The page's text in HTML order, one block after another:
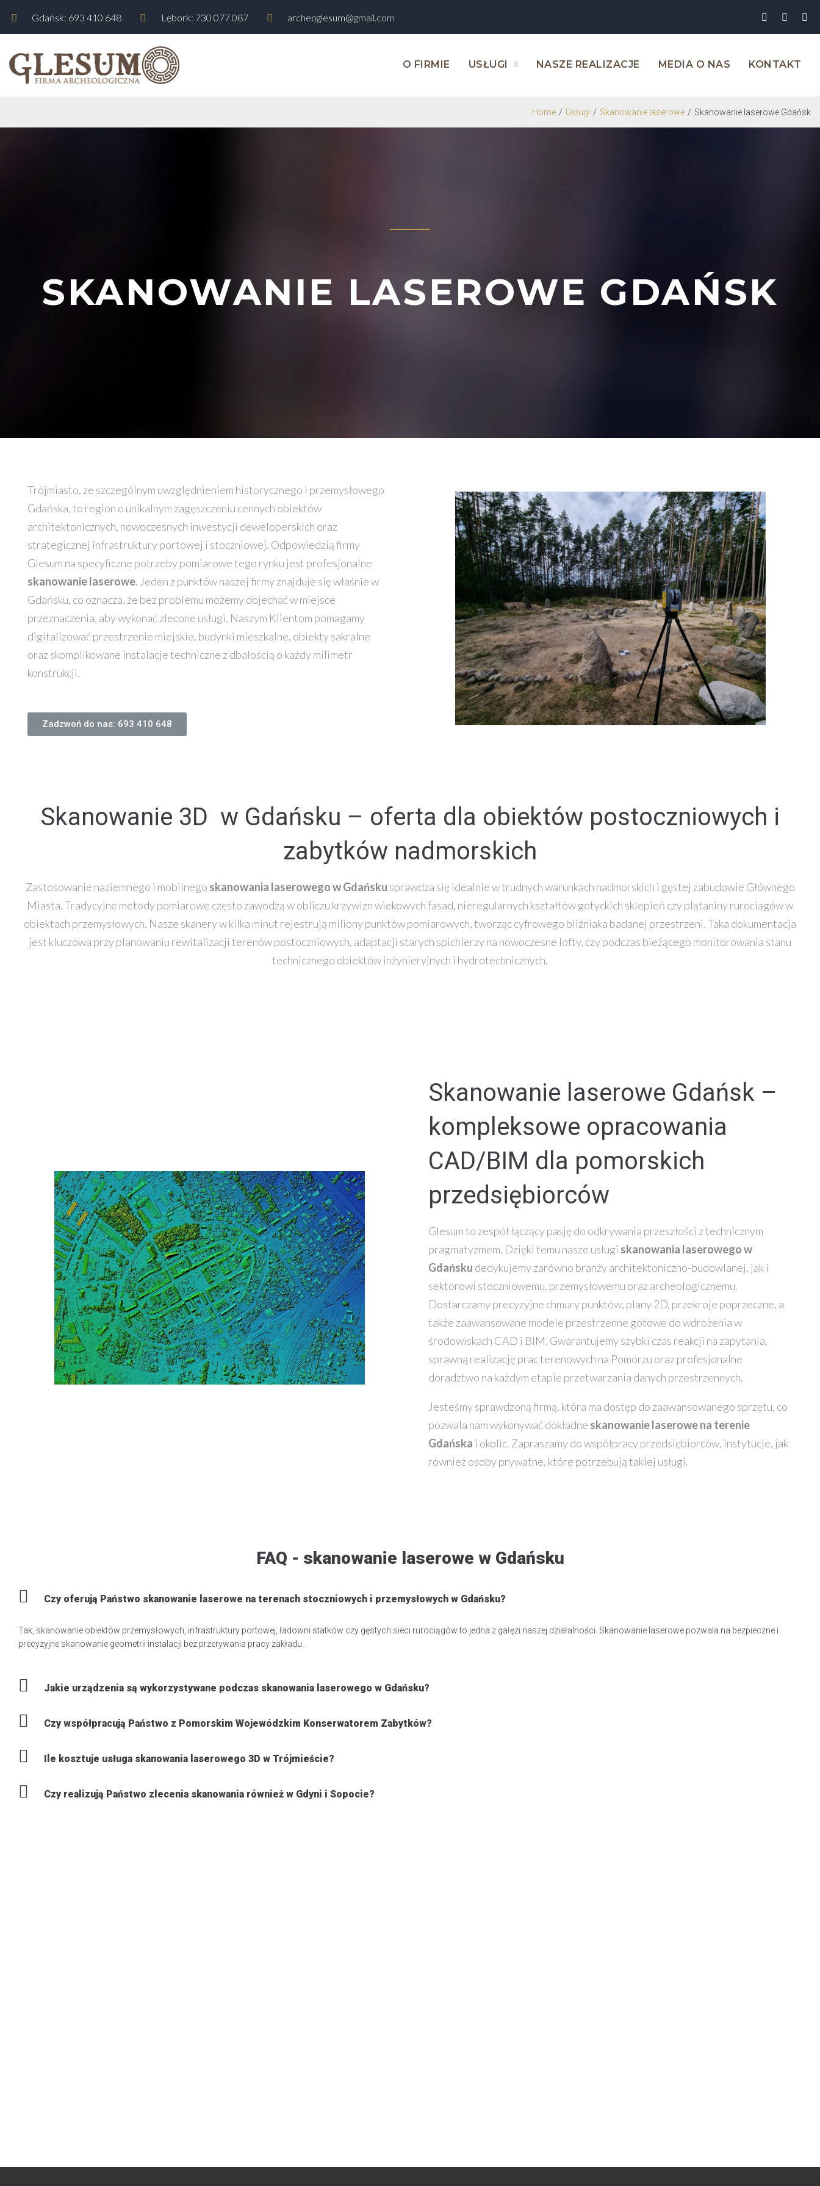
Gdańsk: 693 410 648 Lębork: 730 077 087 archeoglesum@gmail.com
O FIRMIE USŁUGI NASZE REALIZACJE MEDIA O NAS KONTAKT
Home / Usługi / Skanowanie laserowe / Skanowanie laserowe Gdańsk
SKANOWANIE LASEROWE GDAŃSK
Trójmiasto, ze szczególnym uwzględnieniem historycznego i przemysłowego
Gdańska, to region o unikalnym zagęszczeniu cennych obiektów
architektonicznych, nowoczesnych inwestycji deweloperskich oraz
strategicznej infrastruktury portowej i stoczniowej. Odpowiedzią firmy
Glesum na specyficzne potrzeby pomiarowe tego rynku jest profesjonalne
skanowanie laserowe. Jeden z punktów naszej firmy znajduje się właśnie w
Gdańsku, co oznacza, że bez problemu możemy dojechać w miejsce
przeznaczenia, aby wykonać zlecone usługi. Naszym Klientom pomagamy
digitalizować przestrzenie miejskie, budynki mieszkalne, obiekty sakralne
oraz skomplikowane instalacje techniczne z dbałością o każdy milimetr
konstrukcji.
Zadzwoń do nas: 693 410 648
Skanowanie 3D w Gdańsku – oferta dla obiektów postoczniowych i
zabytków nadmorskich
Zastosowanie naziemnego i mobilnego skanowania laserowego w Gdańsku sprawdza się idealnie w trudnych warunkach nadmorskich i gęstej zabudowie Głównego
Miasta. Tradycyjne metody pomiarowe często zawodzą w obliczu krzywizn wiekowych fasad, nieregularnych kształtów gotyckich sklepień czy plątaniny rurociągów w
obiektach przemysłowych. Nasze skanery w kilka minut rejestrują miliony punktów pomiarowych, tworząc cyfrowego bliźniaka badanej przestrzeni. Taka dokumentacja
jest kluczowa przy planowaniu rewitalizacji terenów postoczniowych, adaptacji starych spichlerzy na nowoczesne lofty, czy podczas bieżącego monitorowania stanu
technicznego obiektów inżynieryjnych i hydrotechnicznych.
Skanowanie laserowe Gdańsk –
kompleksowe opracowania
CAD/BIM dla pomorskich
przedsiębiorców
Glesum to zespół łączący pasję do odkrywania przeszłości z technicznym
pragmatyzmem. Dzięki temu nasze usługi skanowania laserowego w
Gdańsku dedykujemy zarówno branży architektoniczno-budowlanej, jak i
sektorowi stoczniowemu, przemysłowemu oraz archeologicznemu.
Dostarczamy precyzyjne chmury punktów, plany 2D, przekroje poprzeczne, a
także zaawansowane modele przestrzenne gotowe do wdrożenia w
środowiskach CAD i BIM. Gwarantujemy szybki czas reakcji na zapytania,
sprawną realizację prac terenowych na Pomorzu oraz profesjonalne
doradztwo na każdym etapie przetwarzania danych przestrzennych.
Jesteśmy sprawdzoną firmą, która ma dostęp do zaawansowanego sprzętu, co
pozwala nam wykonywać dokładne skanowanie laserowe na terenie
Gdańska i okolic. Zapraszamy do współpracy przedsiębiorców, instytucje, jak
również osoby prywatne, które potrzebują takiej usługi.
FAQ - skanowanie laserowe w Gdańsku
Czy oferują Państwo skanowanie laserowe na terenach stoczniowych i przemysłowych w Gdańsku?
Tak, skanowanie obiektów przemysłowych, infrastruktury portowej, ładowni statków czy gęstych sieci rurociągów to jedna z gałęzi naszej działalności. Skanowanie laserowe pozwala na bezpieczne i
precyzyjne skanowanie geometrii instalacji bez przerywania pracy zakładu.
Jakie urządzenia są wykorzystywane podczas skanowania laserowego w Gdańsku?
Czy współpracują Państwo z Pomorskim Wojewódzkim Konserwatorem Zabytków?
Ile kosztuje usługa skanowania laserowego 3D w Trójmieście?
Czy realizują Państwo zlecenia skanowania również w Gdyni i Sopocie?